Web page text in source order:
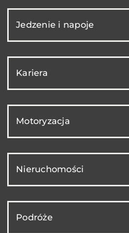
Jedzenie i napoje
Kariera
Motoryzacja
Nieruchomości
Podróże